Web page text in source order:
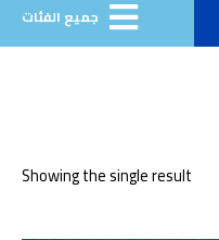
جميع الفئات
Showing the single result